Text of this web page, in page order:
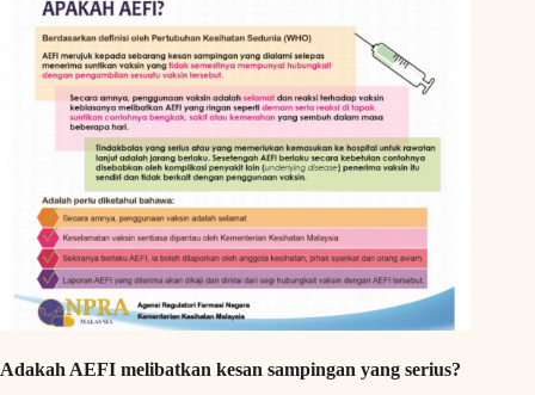
Adakah AEFI melibatkan kesan sampingan yang serius?